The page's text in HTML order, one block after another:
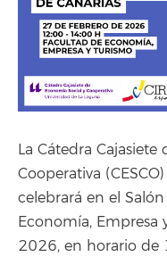
La Cátedra
Cooperativa
celebrará en el
Economía, Empresa
2026, en horario de